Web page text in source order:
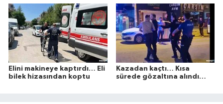
Elini makineye kaptırdı… Eli
bilek hizasından koptu
Kazadan kaçtı… Kısa
sürede gözaltına alındı…